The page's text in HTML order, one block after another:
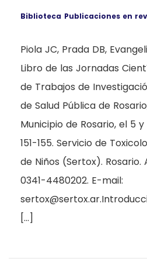
Biblioteca Publicaciones en
Piola JC, Prada DB,
Libro de las Jornadas
de Trabajos de
de Salud Pública de
Municipio de Rosario, el 5
151-155. Servicio de
de Niños (Sertox). Rosario.
0341-4480202. E-mail:
[…]